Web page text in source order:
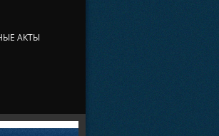
АКТЫ